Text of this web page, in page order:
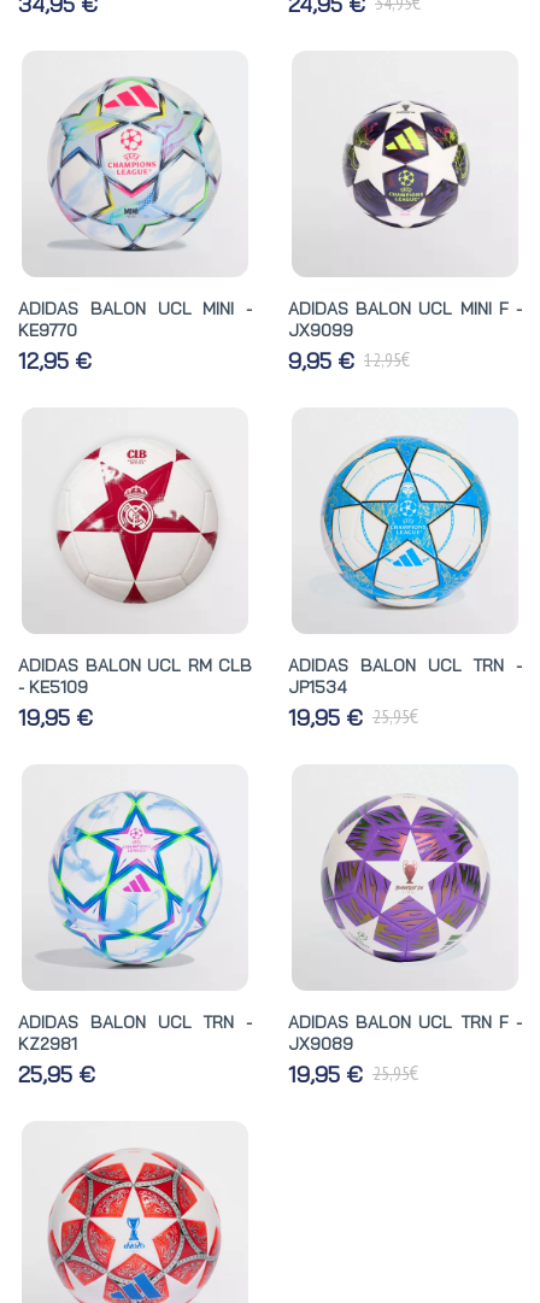
ADIDAS BALON UCL MINI -
KE9770
12,95 €
ADIDAS BALON UCL MINI F -
JX9099
9,95 € 12,95€
ADIDAS BALON UCL RM CLB
- KE5109
19,95 €
ADIDAS BALON UCL TRN -
JP1534
19,95 € 25,95€
ADIDAS BALON UCL TRN -
KZ2981
25,95 €
ADIDAS BALON UCL TRN F -
JX9089
19,95 € 25,95€